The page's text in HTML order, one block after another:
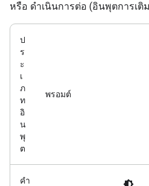
หรือ ดำเนินการต่อ (อินพุตการเติ
ป
ร
ะ
เ
ภ
ท
อิ
น
พุ
ต
พรอมต์
คำ